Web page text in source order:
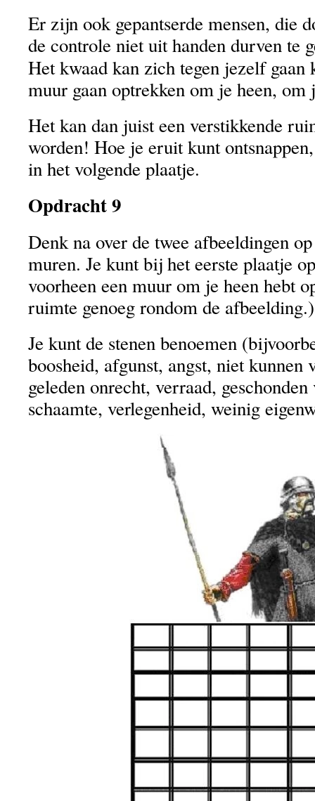
Er zijn ook gepantserde mensen, die
de controle niet uit handen durven te
Het kwaad kan zich tegen jezelf gaan
muur gaan optrekken om je heen, om
Het kan dan juist een verstikkende
worden! Hoe je eruit kunt
in het volgende plaatje.
Opdracht 9
Denk na over de twee afbeeldingen
muren. Je kunt bij het eerste plaatje
voorheen een muur om je heen hebt
ruimte genoeg rondom de afbeelding.)
Je kunt de stenen benoemen
boosheid, afgunst, angst, niet kunnen
geleden onrecht, verraad,
schaamte, verlegenheid, weinig